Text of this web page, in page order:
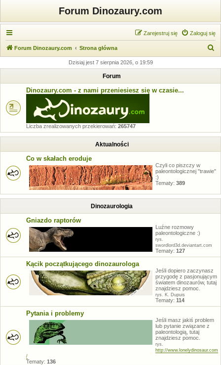
Forum Dinozaury.com
Zaloguj się
Zarejestruj się
Forum Dinozaury.com Strona główna
k
Dzisiaj jest 7 sierpnia 2026, o 19:59
Forum
Dinozaury.com - z nami przeniesiesz się w czasie...
Liczba zrealizowanych przekierowań: 265747
Aktualności
Co w skałach eroduje
Czyli co piszczy w
paleontologicznej "trawie"
:)
Tematy: 389
Dinozaurologia
Gniazdo raptorów
Luźne rozmowy
paleontologiczne :)
rys.
swordlord3d.deviantart.com
Tematy: 127
Kącik początkującego dinozaurologa
Jeśli dopiero zaczynasz
przygodę z pasjonującym
światem dinozaurów, tutaj
znajdziesz pomoc.
rys. K. Dupuis
Tematy: 114
Pytania i problemy
Jeśli masz jakiś problem
lub pytanie związane z
paleontologią, tutaj
znajdziesz pomoc.
rys.
http://www.lonelydinosaur.com
/
Tematy: 136